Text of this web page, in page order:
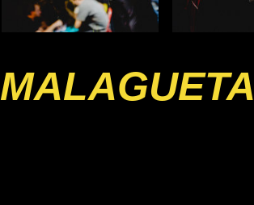
MALAGUETA